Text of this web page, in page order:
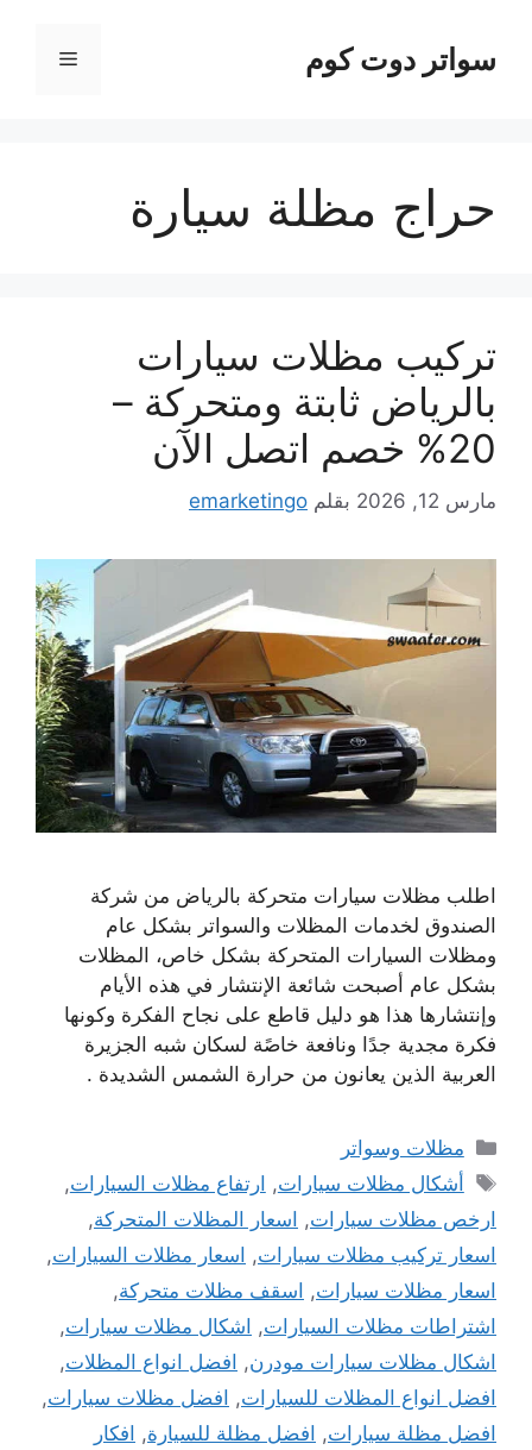
المحتوىسواتر دوت كوم القائمة
حراج مظلة سيارة
تركيب مظلات سيارات
بالرياض ثابتة ومتحركة –
20% خصم اتصل الآن
مارس 12, 2026 بقلم emarketingo
اطلب مظلات سيارات متحركة بالرياض من شركة
الصندوق لخدمات المظلات والسواتر بشكل عام
ومظلات السيارات المتحركة بشكل خاص، المظلات
بشكل عام أصبحت شائعة الإنتشار في هذه الأيام
وإنتشارها هذا هو دليل قاطع على نجاح الفكرة وكونها
فكرة مجدية جدًا ونافعة خاصًة لسكان شبه الجزيرة
العربية الذين يعانون من حرارة الشمس الشديدة .
التصنيفات
مظلات وسواتر
الوسوم
أشكال مظلات سيارات, ارتفاع مظلات السيارات,
ارخص مظلات سيارات, اسعار المظلات المتحركة,
اسعار تركيب مظلات سيارات, اسعار مظلات السيارات,
اسعار مظلات سيارات, اسقف مظلات متحركة,
اشتراطات مظلات السيارات, اشكال مظلات سيارات,
اشكال مظلات سيارات مودرن, افضل انواع المظلات,
افضل انواع المظلات للسيارات, افضل مظلات سيارات,
افضل مظلة سيارات, افضل مظلة للسيارة, افكار